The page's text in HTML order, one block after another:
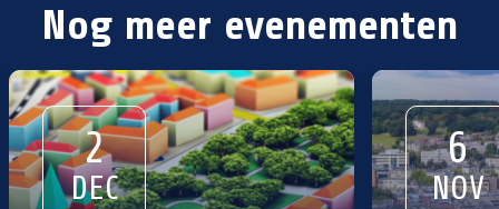
Nog meer evenementen
2
DEC
6
NOV